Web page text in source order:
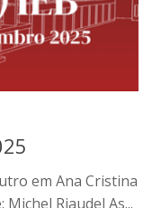
em Ana Cristina
Riaudel As...